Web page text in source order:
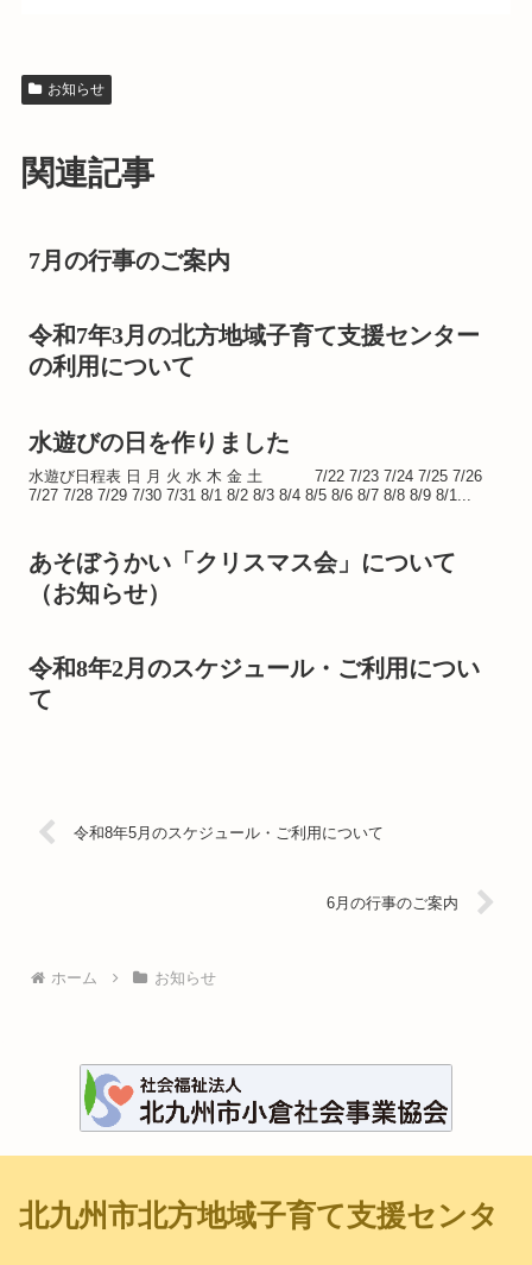
お知らせ
関連記事
7月の行事のご案内
令和7年3月の北方地域子育て支援センター
の利用について
水遊びの日を作りました
水遊び日程表 日 月 火 水 木 金 土 7/22 7/23 7/24 7/25 7/26
7/27 7/28 7/29 7/30 7/31 8/1 8/2 8/3 8/4 8/5 8/6 8/7 8/8 8/9 8/1...
あそぼうかい「クリスマス会」について
（お知らせ）
令和8年2月のスケジュール・ご利用につい
て
令和8年5月のスケジュール・ご利用について
6月の行事のご案内
ホーム お知らせ
北九州市北方地域子育て支援センタ